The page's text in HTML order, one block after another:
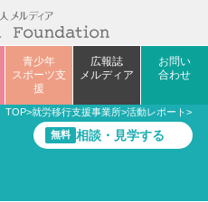
青少年
スポーツ支
援
広報誌
メルディア
お問い
合わせ
TOP>就労移行支援事業所>活動レポート>
無料 相談・見学する